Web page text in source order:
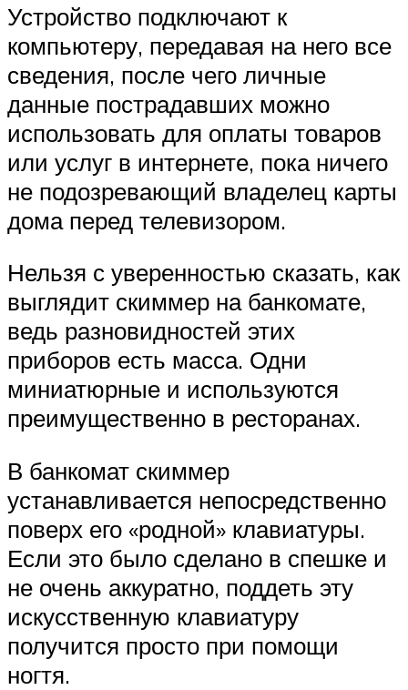
Устройство подключают к
компьютеру, передавая на него все
сведения, после чего личные
данные пострадавших можно
использовать для оплаты товаров
или услуг в интернете, пока ничего
не подозревающий владелец карты
дома перед телевизором.
Нельзя с уверенностью сказать, как
выглядит скиммер на банкомате,
ведь разновидностей этих
приборов есть масса. Одни
миниатюрные и используются
преимущественно в ресторанах.
В банкомат скиммер
устанавливается непосредственно
поверх его «родной» клавиатуры.
Если это было сделано в спешке и
не очень аккуратно, поддеть эту
искусственную клавиатуру
получится просто при помощи
ногтя.